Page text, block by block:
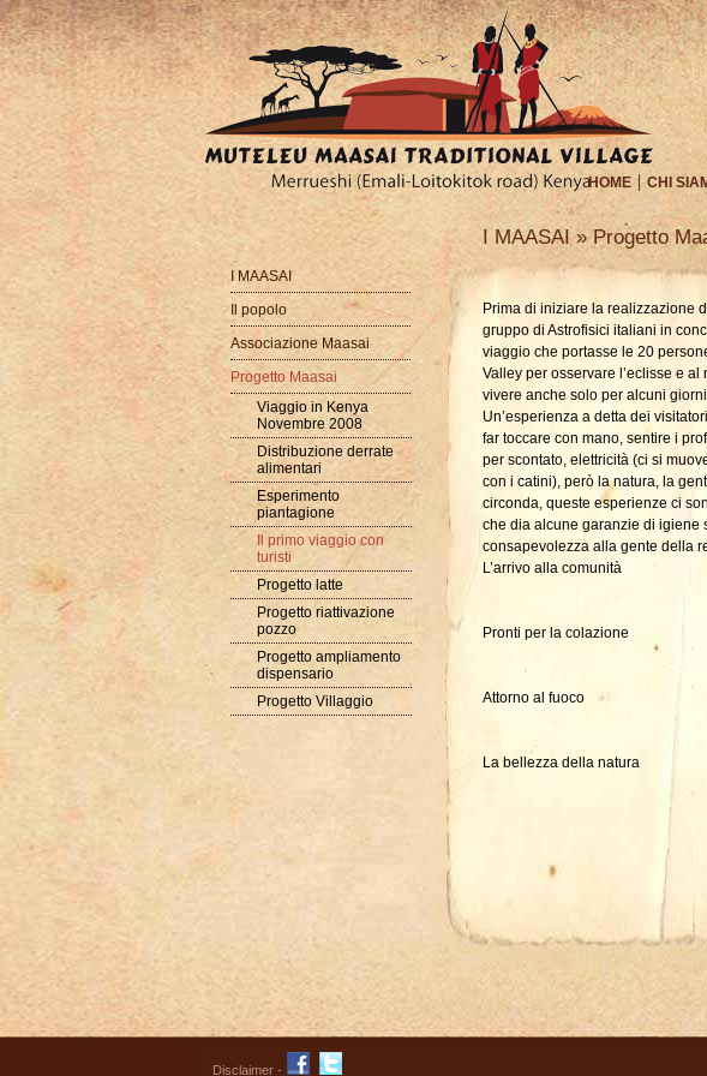
HOME CHI
I MAASAI
Il popolo
Associazione Maasai
Progetto Maasai
Viaggio in Kenya
Novembre 2008
Distribuzione derrate
alimentari
Esperimento
piantagione
Il primo viaggio con
turisti
Progetto latte
Progetto riattivazione
pozzo
Progetto ampliamento
dispensario
Progetto Villaggio
I MAASAI » Progetto
Prima di iniziare la realizzazione
gruppo di Astrofisici italiani in
viaggio che portasse le 20
Valley per osservare l’eclisse e
vivere anche solo per alcuni
Un’esperienza a detta dei
far toccare con mano, sentire i
per scontato, elettricità (ci si
con i catini), però la natura, la
circonda, queste esperienze ci
che dia alcune garanzie di igiene
consapevolezza alla gente della
L’arrivo alla comunità
Pronti per la colazione
Attorno al fuoco
La bellezza della natura
Disclaimer -